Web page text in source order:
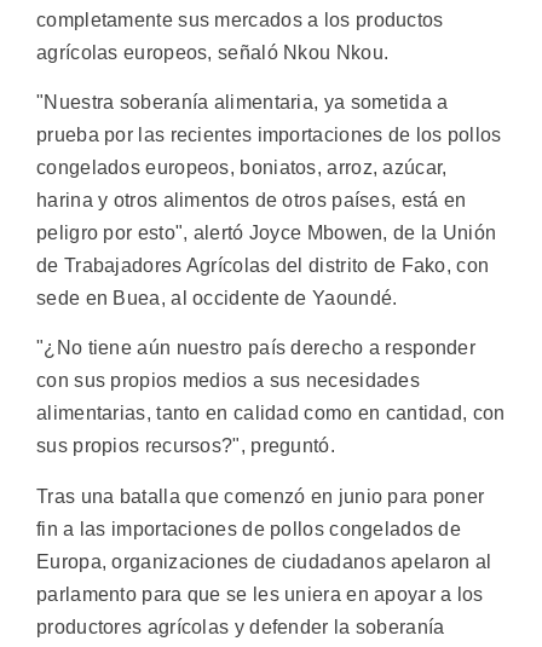
completamente sus mercados a los productos
agrícolas europeos, señaló Nkou Nkou.
"Nuestra soberanía alimentaria, ya sometida a
prueba por las recientes importaciones de los pollos
congelados europeos, boniatos, arroz, azúcar,
harina y otros alimentos de otros países, está en
peligro por esto", alertó Joyce Mbowen, de la Unión
de Trabajadores Agrícolas del distrito de Fako, con
sede en Buea, al occidente de Yaoundé.
"¿No tiene aún nuestro país derecho a responder
con sus propios medios a sus necesidades
alimentarias, tanto en calidad como en cantidad, con
sus propios recursos?", preguntó.
Tras una batalla que comenzó en junio para poner
fin a las importaciones de pollos congelados de
Europa, organizaciones de ciudadanos apelaron al
parlamento para que se les uniera en apoyar a los
productores agrícolas y defender la soberanía